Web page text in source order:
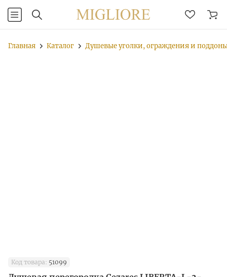
Главная Каталог Душевые уголки, ограждения и
Код товара: 51099